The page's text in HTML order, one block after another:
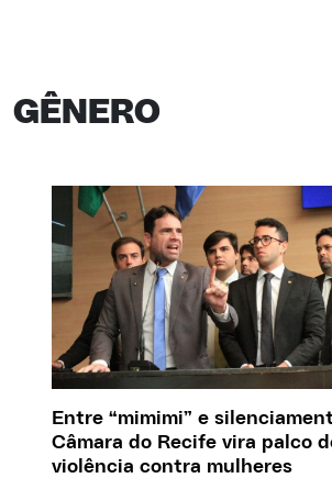
GÊNERO
Entre “mimimi” e
Câmara do Recife vira palco
violência contra mulheres